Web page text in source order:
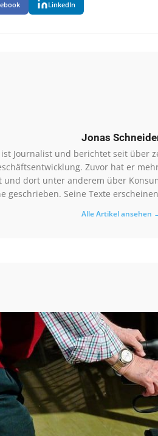
LinkedIn
Jonas
ist Journalist und berichtet seit über
Zuvor hat er
und dort unter anderem über
geschrieben. Seine Texte
Alle Artikel ansehen